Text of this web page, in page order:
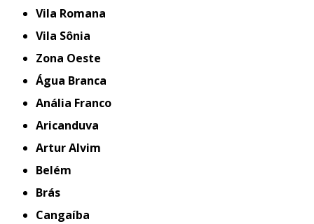
Vila Romana
Vila Sônia
Zona Oeste
Água Branca
Anália Franco
Aricanduva
Artur Alvim
Belém
Brás
Cangaíba